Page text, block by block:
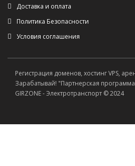
Доставка и оплата
Политика Безопасности
Условия соглашения
Регистрация доменов, хостинг VPS,
Зарабатывай! "Партнерская
GIRZONE - Электротранспорт © 2024